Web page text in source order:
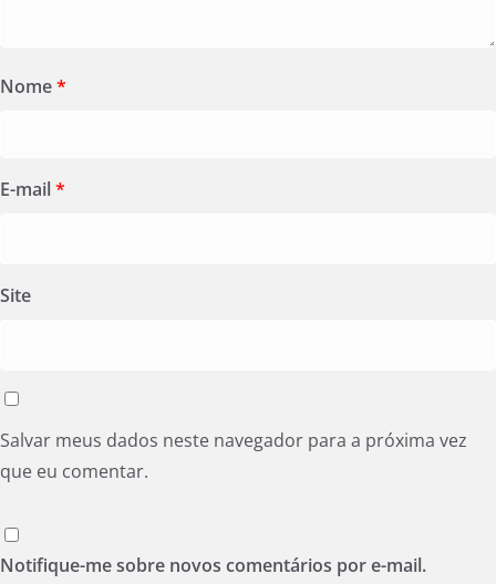
Nome*
E-mail*
Site
Salvar meus dados neste navegador para a próxima vez
que eu comentar.
Notifique-me sobre novos comentários por e-mail.